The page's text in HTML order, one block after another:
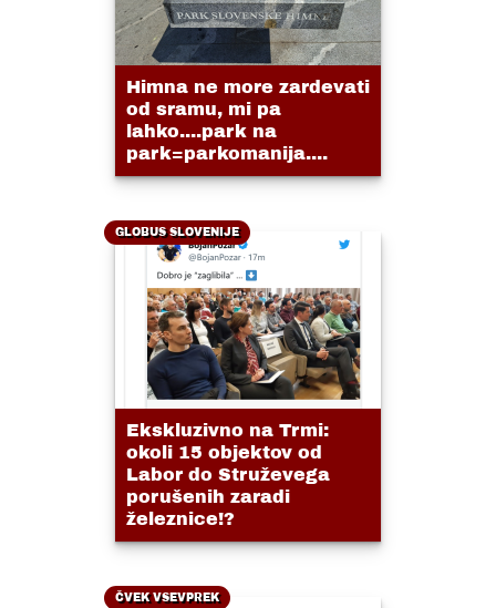
Himna ne more zardevati
od sramu, mi pa
lahko....park na
park=parkomanija....
GLOBUS SLOVENIJE
Ekskluzivno na Trmi:
okoli 15 objektov od
Labor do Struževega
porušenih zaradi
železnice!?
ČVEK VSEVPREK